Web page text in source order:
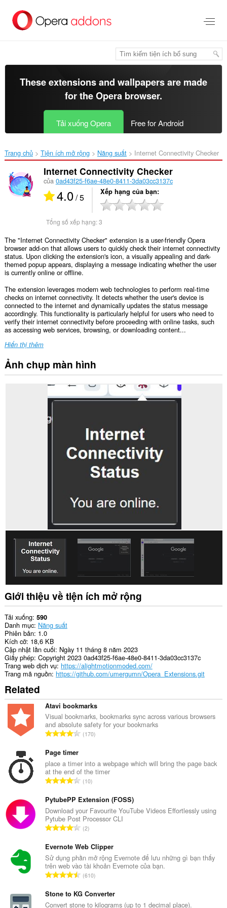
đến
These extensions and wallpapers are made
for theOpera browser.
Tải xuống Opera Free for Android
Trang chủ Tiện ích mở rộng Năng suất Internet Connectivity Checker‎
Internet Connectivity Checker
của 0ad43f25-f6ae-48e0-8411-3da03cc3137c
4.0/ 5 Xếp hạng của bạn
Tổng số xếp hạng:3
The "Internet Connectivity Checker" extension is a user-friendly Opera
browser add-on that allows users to quickly check their internet connectivity
status. Upon clicking the extension's icon, a visually appealing and dark-
themed popup appears, displaying a message indicating whether the user
is currently online or offline.
The extension leverages modern web technologies to perform real-time
checks on internet connectivity. It detects whether the user's device is
connected to the internet and dynamically updates the status message
accordingly. This functionality is particularly helpful for users who need to
verify their internet connectivity before proceeding with online tasks, such
as accessing web services, browsing, or downloading content...
Hiển thị thêm
Ảnh chụp màn hình
Giới thiệu về tiện ích mở rộng
Tải xuống 590
Danh mục Năng suất
Phiên bản 1.0
Kích cỡ 18,6 KB
Cập nhật lần cuối Ngày 11 tháng 8 năm 2023
Giấy phép Copyright 2023 0ad43f25-f6ae-48e0-8411-3da03cc3137c
Trang web dịch vụ https://alightmotionmoded.com/
Trang mã nguồn https://github.com/umergumn/Opera_Extensions.git
Related
Atavi bookmarks
Visual bookmarks, bookmarks sync across various browsers
and absolute safety for your bookmarks
T
g
s
ố
ế
p
h
ạ
n
g
:
170
Page timer
place a timer into a webpage which will bring the page back
at the end of the timer
T
n
g
s
ố
ế
p
h
ạ
n
g
10
PytubePP Extension (FOSS)
Download your Favourite YouTube Videos Effortlessly using
Pytube Post Processor CLI
T
n
g
s
ố
ế
2
Evernote Web Clipper
Sử dụng phần mở rộng Evernote để lưu những gì bạn thấy
trên web vào tài khoản Evernote của bạn.
T
n
g
610
Stone to KG Converter
Convert stone to kilograms (up to 1 decimal place).